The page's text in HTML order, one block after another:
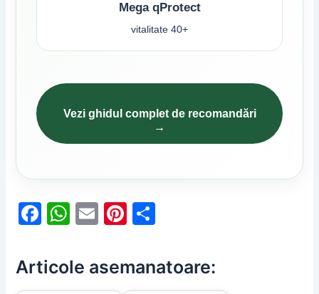
Mega qProtect
vitalitate 40+
Vezi ghidul complet de recomandări
→
F
c
e
W
at
s
E
ai
l
Pi
er
e
ta
je
Articole asemanatoare: